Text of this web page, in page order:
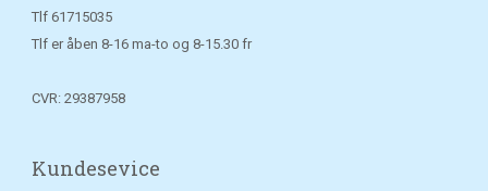
Tlf 61715035
Tlf er åben 8-16 ma-to og 8-15.30 fr
CVR: 29387958
Kundesevice